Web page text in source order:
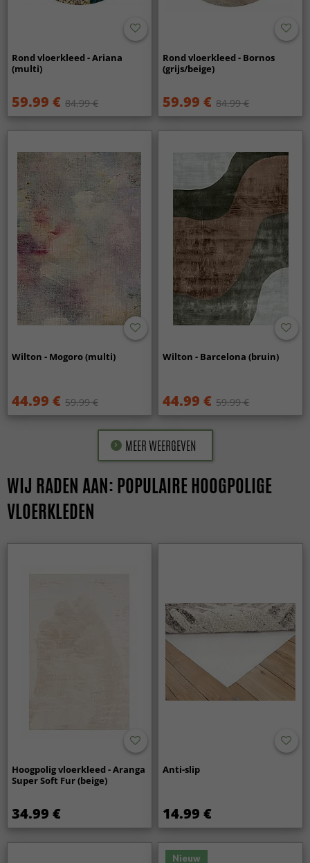
Rond vloerkleed - Ariana
(multi)
59.99 € 84.99 €
Rond vloerkleed - Bornos
(grijs/beige)
59.99 € 84.99 €
Wilton - Mogoro (multi)
44.99 € 59.99 €
Wilton - Barcelona (bruin)
44.99 € 59.99 €
MEER WEERGEVEN
WIJ RADEN AAN: POPULAIRE HOOGPOLIGE
VLOERKLEDEN
Hoogpolig vloerkleed - Aranga
Super Soft Fur (beige)
34.99 €
Anti-slip
14.99 €
Nieuw